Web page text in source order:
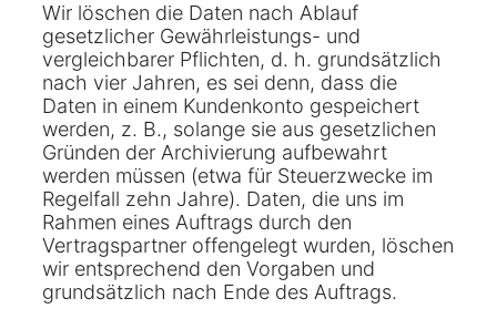
Wir löschen die Daten nach Ablauf
gesetzlicher Gewährleistungs- und
vergleichbarer Pflichten, d. h. grundsätzlich
nach vier Jahren, es sei denn, dass die
Daten in einem Kundenkonto gespeichert
werden, z. B., solange sie aus gesetzlichen
Gründen der Archivierung aufbewahrt
werden müssen (etwa für Steuerzwecke im
Regelfall zehn Jahre). Daten, die uns im
Rahmen eines Auftrags durch den
Vertragspartner offengelegt wurden, löschen
wir entsprechend den Vorgaben und
grundsätzlich nach Ende des Auftrags.